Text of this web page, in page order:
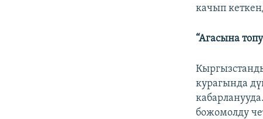
качып
“Агасына
курагында
божомолду